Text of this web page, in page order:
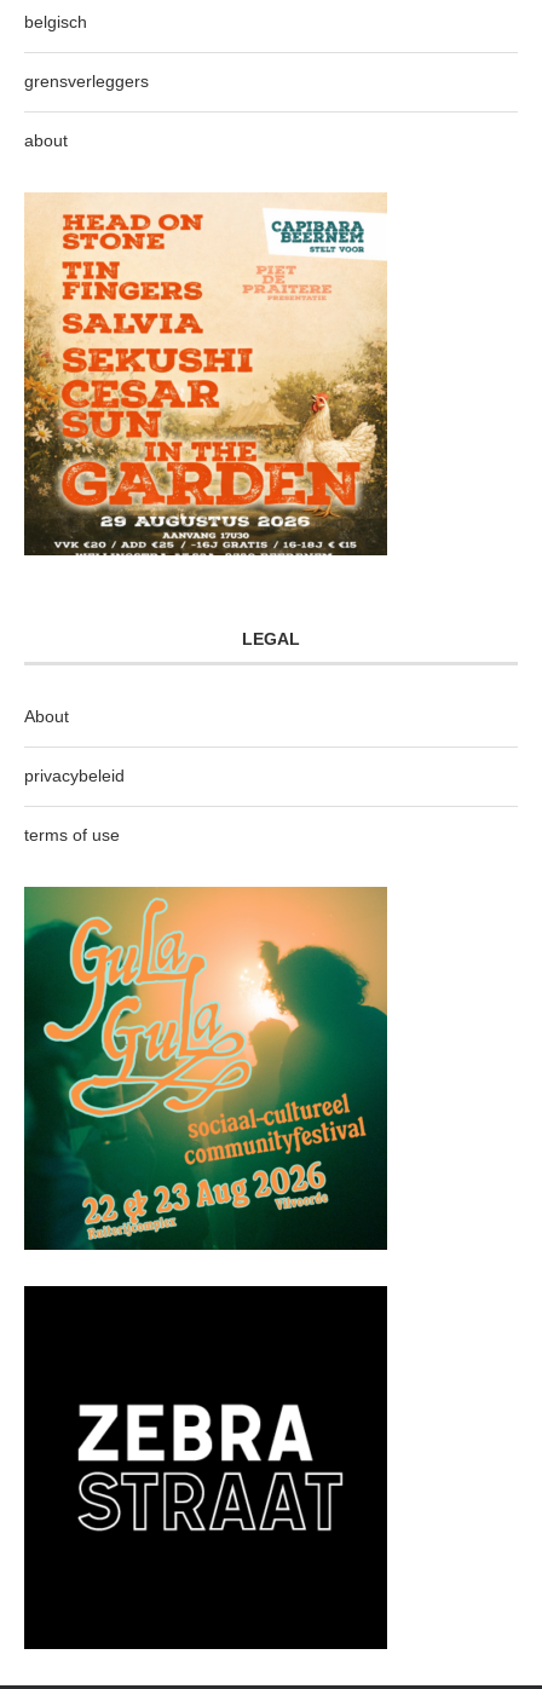
belgisch
grensverleggers
about
LEGAL
About
privacybeleid
terms of use